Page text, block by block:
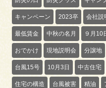
キャンペーン 2023卒 会社説
最低賃金 中秋の名月 ９月10
おでかけ 現地説明会 分譲地
台風15号 10月3日 中古住宅
住宅の構造 台風被害 精油